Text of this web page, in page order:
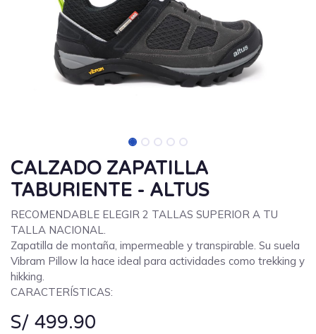
CALZADO ZAPATILLA
TABURIENTE - ALTUS
RECOMENDABLE ELEGIR 2 TALLAS SUPERIOR A TU
TALLA NACIONAL.
Zapatilla de montaña, impermeable y transpirable. Su suela
Vibram Pillow la hace ideal para actividades como trekking y
hikking.
CARACTERÍSTICAS:
S/ 499.90